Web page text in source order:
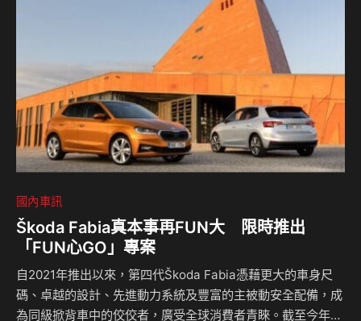
國內車訊
Škoda Fabia真本事再FUN大 限時推出
「FUN心GO」專案
自2021年推出以來，第四代Škoda Fabia憑藉更大的車身尺
碼、卓越的設計、先進動力系統及豐富的主被動安全配備，成
為同級掀背車中的佼佼者，廣受全球消費者青睞。截至今年，